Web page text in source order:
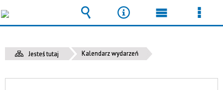
Jesteś tutaj Kalendarz wydarzeń
Wyszukiwarka
Narzędzia
Menu